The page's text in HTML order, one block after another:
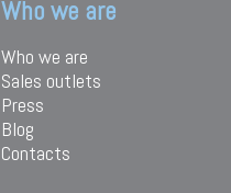
Who we are
Who we are
Sales outlets
Press
Blog
Contacts